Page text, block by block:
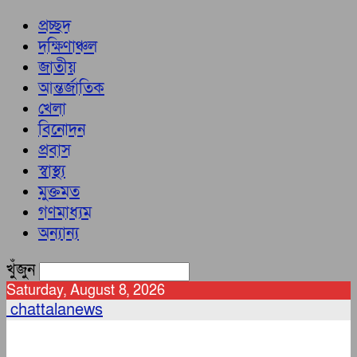
প্রচ্ছদ
দক্ষিণাঞ্চল
জাতীয়
আন্তর্জাতিক
খেলা
বিনোদন
প্রবাস
স্বাস্থ্য
মুক্তমত
গণমাধ্যম
অন্যান্য
খুঁজুন
Saturday, August 8, 2026
chattalanews